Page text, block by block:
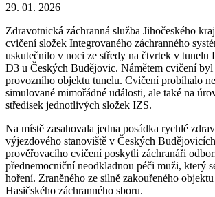
29. 01. 2026
Zdravotnická záchranná služba Jihočeského
cvičení složek Integrovaného záchranného
uskutečnilo v noci ze středy na čtvrtek v tunelu
D3 u Českých Budějovic. Námětem cvičení
provozního objektu tunelu. Cvičení probíhalo
simulované mimořádné události, ale také na
středisek jednotlivých složek IZS.
Na místě zasahovala jedna posádka rychlé
výjezdového stanoviště v Českých
prověřovacího cvičení poskytli záchranáři
přednemocniční neodkladnou péči muži, který
hoření. Zraněného ze silně zakouřeného
Hasičského záchranného sboru.